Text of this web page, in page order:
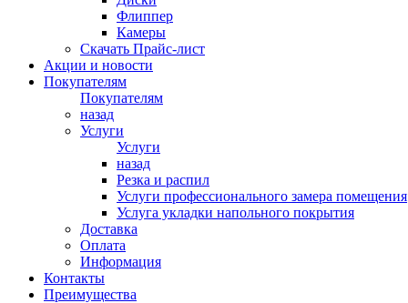
Флиппер
Камеры
Скачать Прайс-лист
Акции и новости
Покупателям
Покупателям
назад
Услуги
Услуги
назад
Резка и распил
Услуги профессионального замера помещения
Услуга укладки напольного покрытия
Доставка
Оплата
Информация
Контакты
Преимущества